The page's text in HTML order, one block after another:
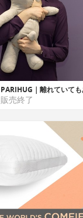
販売終了